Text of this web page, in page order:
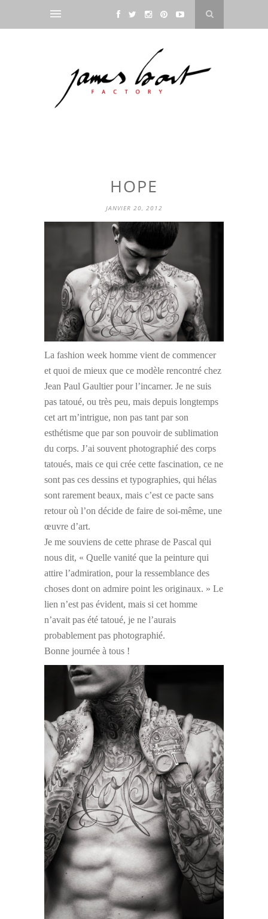
HOPE
JANVIER 20, 2012
La fashion week homme vient de commencer
et quoi de mieux que ce modèle rencontré chez
Jean Paul Gaultier pour l’incarner. Je ne suis
pas tatoué, ou très peu, mais depuis longtemps
cet art m’intrigue, non pas tant par son
esthétisme que par son pouvoir de sublimation
du corps. J’ai souvent photographié des corps
tatoués, mais ce qui crée cette fascination, ce ne
sont pas ces dessins et typographies, qui hélas
sont rarement beaux, mais c’est ce pacte sans
retour où l’on décide de faire de soi-même, une
œuvre d’art.
Je me souviens de cette phrase de Pascal qui
nous dit, « Quelle vanité que la peinture qui
attire l’admiration, pour la ressemblance des
choses dont on admire point les originaux. » Le
lien n’est pas évident, mais si cet homme
n’avait pas été tatoué, je ne l’aurais
probablement pas photographié.
Bonne journée à tous !